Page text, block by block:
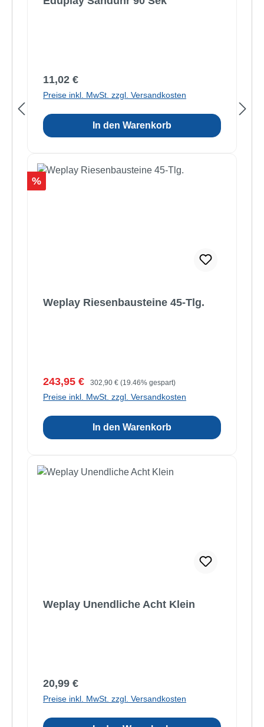
Regulärer Preis:
11,02 €
Preise inkl. MwSt. zzgl. Versandkosten
In den Warenkorb
Rabatt
%
Weplay Riesenbausteine 45-Tlg.
Verkaufspreis:
243,95 € Regulärer Preis:
302,90 € (19.46% gespart)
Preise inkl. MwSt. zzgl. Versandkosten
In den Warenkorb
Weplay Unendliche Acht Klein
Regulärer Preis:
20,99 €
Preise inkl. MwSt. zzgl. Versandkosten